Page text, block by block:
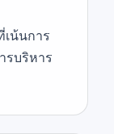
เน้นการ
รบริหาร